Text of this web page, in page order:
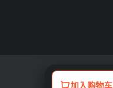
加入购物车